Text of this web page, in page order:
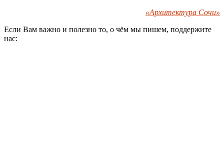
«Архитектура Сочи»
Если Вам важно и полезно то, о чём мы пишем, поддержите
нас: